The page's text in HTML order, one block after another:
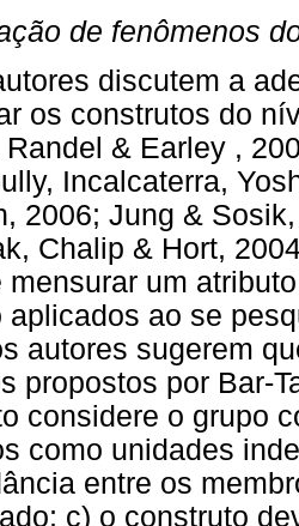
de fenômenos
discutem a
os construtos do
Randel & Earley ,
Incalcaterra,
2006; Jung &
Chalip & Hort,
mensurar um
aplicados ao se
autores sugerem
propostos por Bar-
considere o grupo
como unidades
entre os
c) o construto